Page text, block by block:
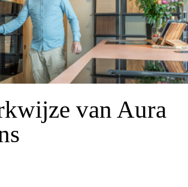
van Aura